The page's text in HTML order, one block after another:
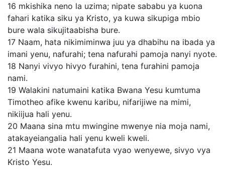
16 mkishika neno la uzima; nipate sababu ya kuona
fahari katika siku ya Kristo, ya kuwa sikupiga mbio
bure wala sikujitaabisha bure.
17 Naam, hata nikimiminwa juu ya dhabihu na ibada ya
imani yenu, nafurahi; tena nafurahi pamoja nanyi nyote.
18 Nanyi vivyo hivyo furahini, tena furahini pamoja
nami.
19 Walakini natumaini katika Bwana Yesu kumtuma
Timotheo afike kwenu karibu, nifarijiwe na mimi,
nikiijua hali yenu.
20 Maana sina mtu mwingine mwenye nia moja nami,
atakayeiangalia hali yenu kweli kweli.
21 Maana wote wanatafuta vyao wenyewe, sivyo vya
Kristo Yesu.